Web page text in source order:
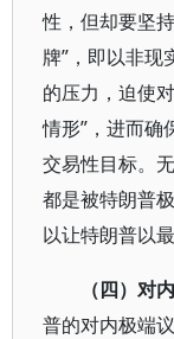
性，但却要坚
牌”，即以非现
的压力，迫使
情形”，进而确
交易性目标。
都是被特朗普
以让特朗普以
（四）对
普的对内极端